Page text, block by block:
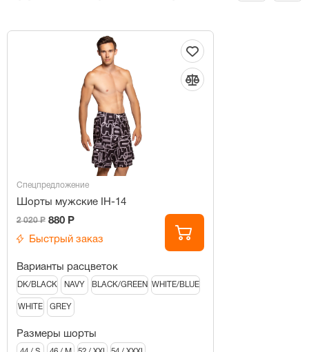
Спецпредложение
Шорты мужские IH-14
2 020 Р 880 Р
Быстрый заказ
Варианты расцветок
DK/BLACK NAVY BLACK/GREEN WHITE/BLUE
WHITE GREY
Размеры шорты